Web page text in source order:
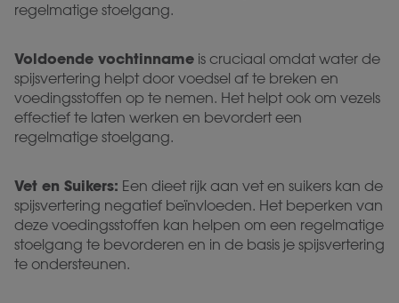
regelmatige stoelgang.
Voldoende vochtinname is cruciaal omdat water de
spijsvertering helpt door voedsel af te breken en
voedingsstoffen op te nemen. Het helpt ook om vezels
effectief te laten werken en bevordert een
regelmatige stoelgang.
Vet en Suikers: Een dieet rijk aan vet en suikers kan de
spijsvertering negatief beïnvloeden. Het beperken van
deze voedingsstoffen kan helpen om een regelmatige
stoelgang te bevorderen en in de basis je spijsvertering
te ondersteunen.